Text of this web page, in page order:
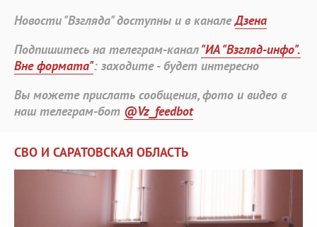
Новости "Взгляда" доступны и в каналеДзена
Подпишитесь на телеграм-канал"ИА "Взгляд-инфо".
Вне формата": заходите - будет интересно
Вы можете прислать сообщения, фото и видео в
наш телеграм-бот @Vz_feedbot
СВО И САРАТОВСКАЯ ОБЛАСТЬ